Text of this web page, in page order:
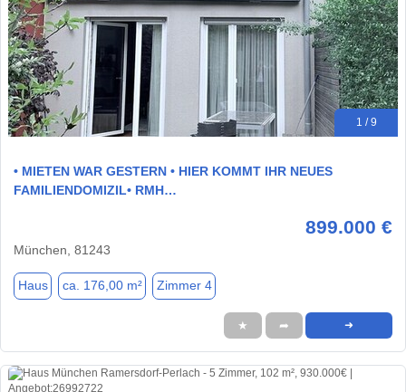
1 / 9
• MIETEN WAR GESTERN • HIER KOMMT IHR NEUES
FAMILIENDOMIZIL• RMH…
899.000 €
München, 81243
Haus ca. 176,00 m² Zimmer 4
★ ➦ ➜